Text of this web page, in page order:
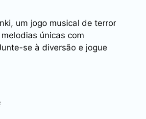
um jogo musical de terror
únicas com
se à diversão e jogue